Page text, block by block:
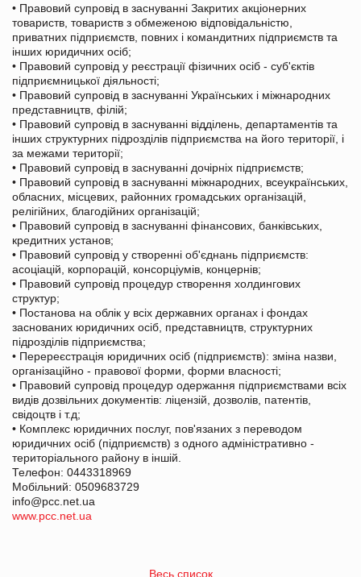
• Правовий супровід в заснуванні Закритих акціонерних
товариств, товариств з обмеженою відповідальністю,
приватних підприємств, повних і командитних підприємств та
інших юридичних осіб;
• Правовий супровід у реєстрації фізичних осіб - суб'єктів
підприємницької діяльності;
• Правовий супровід в заснуванні Українських і міжнародних
представництв, філій;
• Правовий супровід в заснуванні відділень, департаментів та
інших структурних підрозділів підприємства на його території, і
за межами території;
• Правовий супровід в заснуванні дочірніх підприємств;
• Правовий супровід в заснуванні міжнародних, всеукраїнських,
обласних, місцевих, районних громадських організацій,
релігійних, благодійних організацій;
• Правовий супровід в заснуванні фінансових, банківських,
кредитних установ;
• Правовий супровід у створенні об'єднань підприємств:
асоціацій, корпорацій, консорціумів, концернів;
• Правовий супровід процедур створення холдингових
структур;
• Постанова на облік у всіх державних органах і фондах
заснованих юридичних осіб, представництв, структурних
підрозділів підприємства;
• Перереєстрація юридичних осіб (підприємств): зміна назви,
організаційно - правової форми, форми власності;
• Правовий супровід процедур одержання підприємствами всіх
видів дозвільних документів: ліцензій, дозволів, патентів,
свідоцтв і т.д;
• Комплекс юридичних послуг, пов'язаних з переводом
юридичних осіб (підприємств) з одного адміністративно -
територіального району в іншій.
Телефон: 0443318969
Мобільний: 0509683729
info@pcc.net.ua
www.pcc.net.ua
Весь список